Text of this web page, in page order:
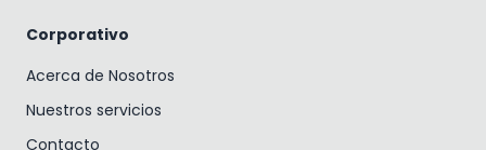
Corporativo
Acerca de Nosotros
Nuestros servicios
Contacto